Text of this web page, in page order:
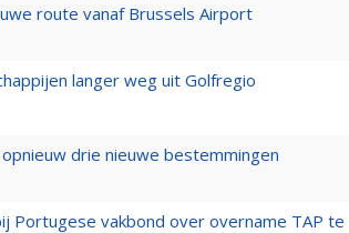
route vanaf Brussels Airport
langer weg uit Golfregio
drie nieuwe bestemmingen
Portugese vakbond over overname TAP te